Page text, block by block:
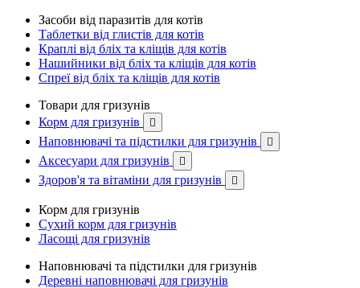
Засоби від паразитів для котів
Таблетки від глистів для котів
Краплі від бліх та кліщів для котів
Нашийники від бліх та кліщів для котів
Спреї від бліх та кліщів для котів
Товари для гризунів
Корм для гризунів

Наповнювачі та підстилки для гризунів 
Аксесуари для гризунів 
Здоров'я та вітаміни для гризунів 
Корм для гризунів
Сухий корм для гризунів
Ласощі для гризунів
Наповнювачі та підстилки для гризунів
Деревні наповнювачі для гризунів